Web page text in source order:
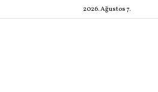
2026. Ağustos 7.